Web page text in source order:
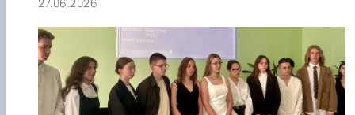
27.06.2026